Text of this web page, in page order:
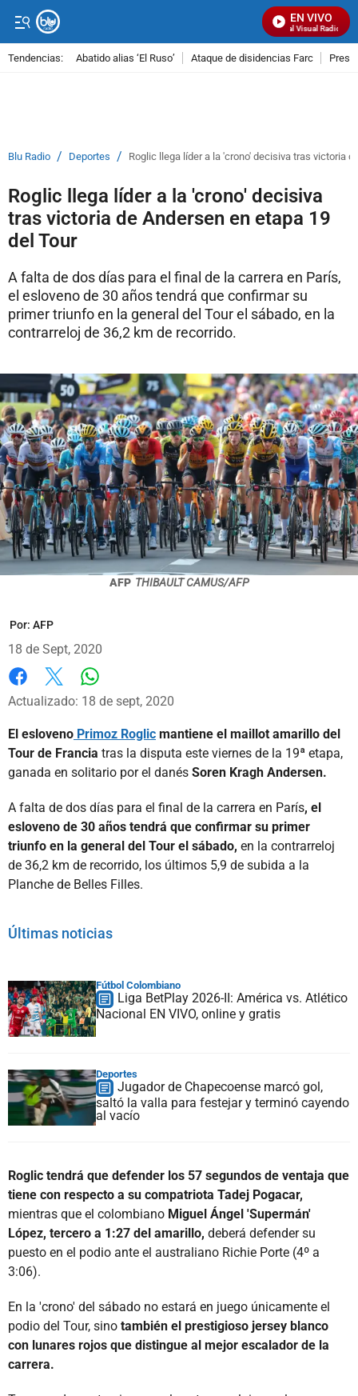
EN VIVO
Señal Visual Radio
Tendencias: Abatido alias ‘El Ruso’ Ataque de disidencias Farc
Blu Radio / Deportes / Roglic llega líder a la 'crono' decisiva tras victoria
Roglic llega líder a la 'crono' decisiva
tras victoria de Andersen en etapa 19
del Tour
A falta de dos días para el final de la carrera en París,
el esloveno de 30 años tendrá que confirmar su
primer triunfo en la general del Tour el sábado, en la
contrarreloj de 36,2 km de recorrido.
AFP THIBAULT CAMUS/AFP
Por: AFP
18 de Sept, 2020
Facebook
X
Actualizado: 18 de sept, 2020
El esloveno Primoz Roglic mantiene el maillot amarillo del
Tour de Francia tras la disputa este viernes de la 19ª etapa,
ganada en solitario por el danés Soren Kragh Andersen.
A falta de dos días para el final de la carrera en París, el
esloveno de 30 años tendrá que confirmar su primer
triunfo en la general del Tour el sábado, en la contrarreloj
de 36,2 km de recorrido, los últimos 5,9 de subida a la
Planche de Belles Filles.
Últimas noticias
Fútbol Colombiano
Liga BetPlay 2026-II: América vs. Atlético
Nacional EN VIVO, online y gratis
Deportes
Jugador de Chapecoense marcó gol,
saltó la valla para festejar y terminó cayendo
al vacío
Roglic tendrá que defender los 57 segundos de ventaja que
tiene con respecto a su compatriota Tadej Pogacar,
mientras que el colombiano Miguel Ángel 'Supermán'
López, tercero a 1:27 del amarillo, deberá defender su
puesto en el podio ante el australiano Richie Porte (4º a
3:06).
En la 'crono' del sábado no estará en juego únicamente el
podio del Tour, sino también el prestigioso jersey blanco
con lunares rojos que distingue al mejor escalador de la
carrera.